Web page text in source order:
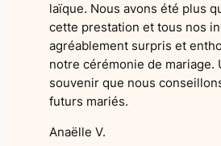
laïque. Nous avons été plus
cette prestation et tous nos
agréablement surpris et
notre cérémonie de mariage.
souvenir que nous
futurs mariés.
Anaëlle V.